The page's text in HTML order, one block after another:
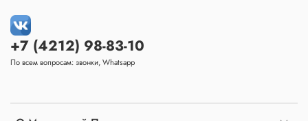
+7 (4212) 98-83-10
По всем вопросам: звонки, Whatsapp